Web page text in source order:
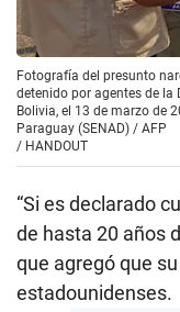
Fotografía del presunto
detenido por agentes de la
Bolivia, el 13 de marzo de
Paraguay (SENAD) / AFP
/ HANDOUT
“Si es declarado
de hasta 20 años
que agregó que
estadounidenses.